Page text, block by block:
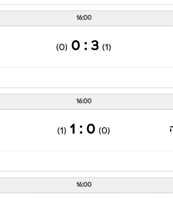
16:00
(1)
3 : 0
(0)
16:00
(0)
0 : 1
(1)
16:00